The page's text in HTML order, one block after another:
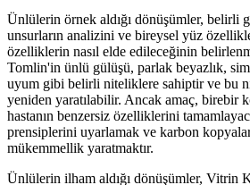
Ünlülerin örnek aldığı dönüşümler, belirli
unsurların analizini ve bireysel yüz
özelliklerin nasıl elde edileceğinin
Tomlin'in ünlü gülüşü, parlak beyazlık,
uyum gibi belirli niteliklere sahiptir ve bu
yeniden yaratılabilir. Ancak amaç, birebir
hastanın benzersiz özelliklerini
prensiplerini uyarlamak ve karbon
mükemmellik yaratmaktır.
Ünlülerin ilham aldığı dönüşümler, Vitrin